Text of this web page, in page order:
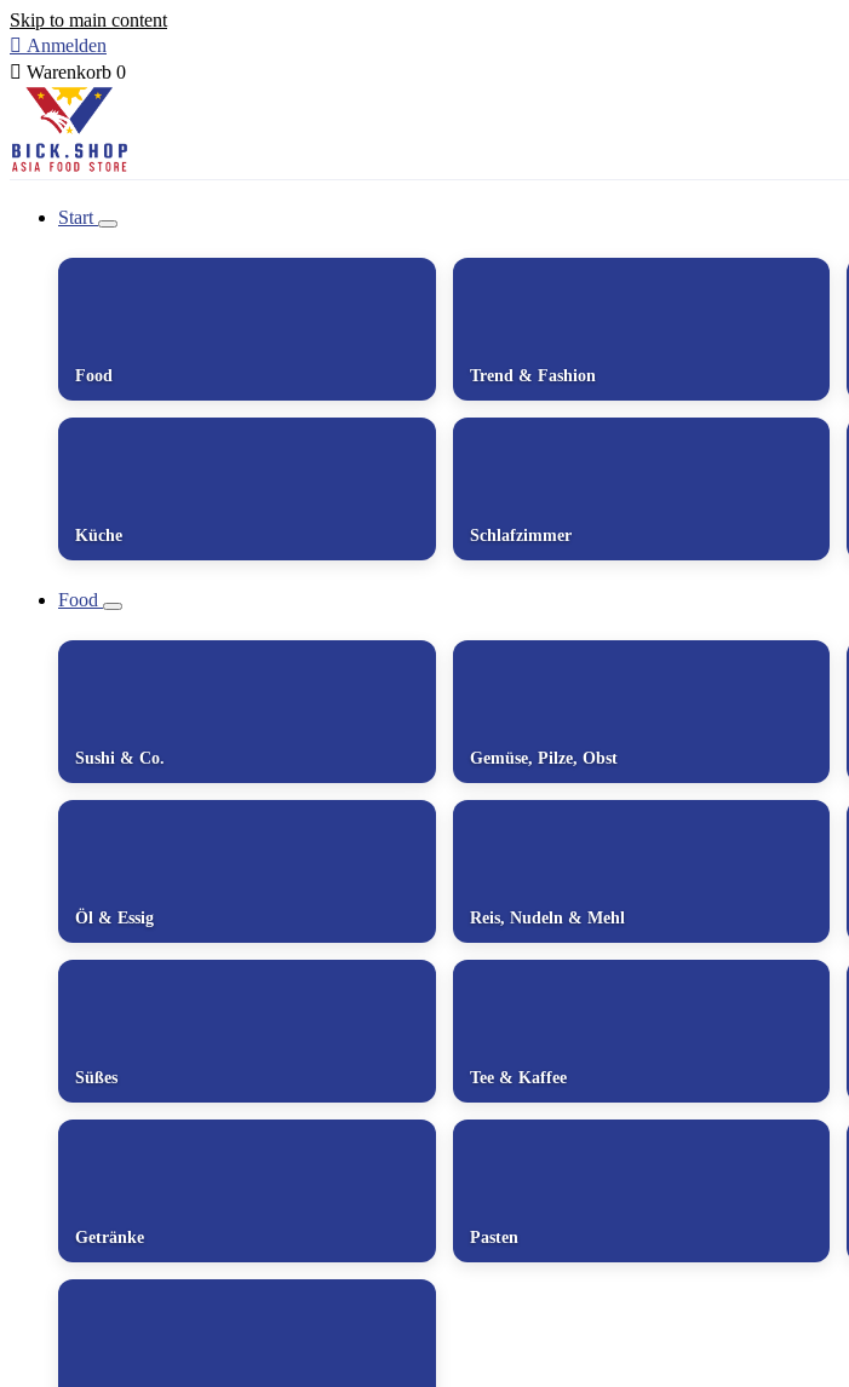
Skip to main content
 Anmelden
 Warenkorb 0
Start
Food Trend & Fashion
Küche Schlafzimmer
Food
Sushi & Co. Gemüse, Pilze, Obst
Öl & Essig Reis, Nudeln & Mehl
Süßes Tee & Kaffee
Getränke Pasten